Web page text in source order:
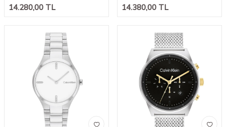
14.280,00 TL 14.380,00 TL